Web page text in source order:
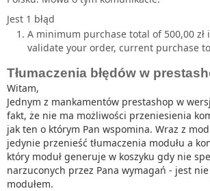
Jest 1 błąd
A minimum purchase total of 500,00
validate your order, current purchase
Tłumaczenia błędów w
Witam,
Jednym z mankamentów prestashop w
fakt, że nie ma możliwości przeniesienia
jak ten o którym Pan wspomina. Wraz z
jedynie przenieść tłumaczenia modułu a
który moduł generuje w koszyku gdy nie
narzuconych przez Pana wymagań - jest
modułem.